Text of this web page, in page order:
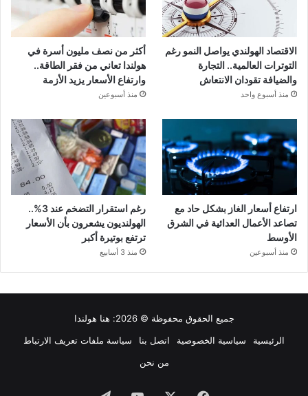
الاقتصاد الهولندي يواصل النمو رغم
التوترات العالمية.. التجارة
والضيافة تقودان الانتعاش
منذ أسبوع واحد
أكثر من نصف مليون أسرة في
هولندا تعاني من فقر الطاقة..
وارتفاع الأسعار يزيد الأزمة
منذ أسبوعين
ارتفاع أسعار الغاز بشكل حاد مع
تصاعد الأعمال العدائية في الشرق
الأوسط
منذ أسبوعين
رغم استقرار التضخم عند 3%..
الهولنديون يشعرون بأن الأسعار
ترتفع بوتيرة أكبر
منذ 3 أسابيع
جميع الحقوق محفوظة © 2026:
هنا هولندا
الرئيسية
سياسية الخصوصية اتصل بنا
سياسة ملفات تعريف الارتباط
من نحن